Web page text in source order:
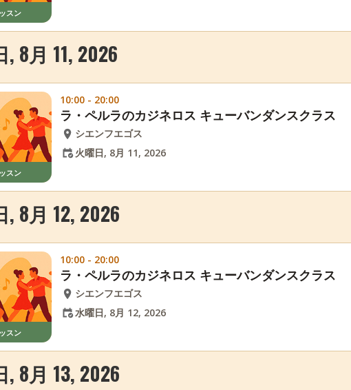
スン
8月 11, 2026
スン
10:00 - 20:00
ラ・ペルラのカジネロス キューバンダンスクラス
シエンフエゴス
火曜日, 8月 11, 2026
8月 12, 2026
スン
10:00 - 20:00
ラ・ペルラのカジネロス キューバンダンスクラス
シエンフエゴス
水曜日, 8月 12, 2026
8月 13, 2026